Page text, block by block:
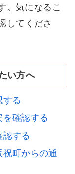
。気になるこ
してくださ
い方へ
する
を確認する
認する
町からの通